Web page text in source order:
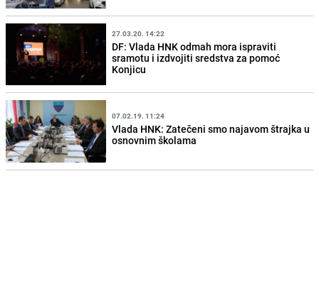
27.03.20. 14:22
DF: Vlada HNK odmah mora ispraviti
sramotu i izdvojiti sredstva za pomoć
Konjicu
07.02.19. 11:24
Vlada HNK: Zatečeni smo najavom štrajka u
osnovnim školama